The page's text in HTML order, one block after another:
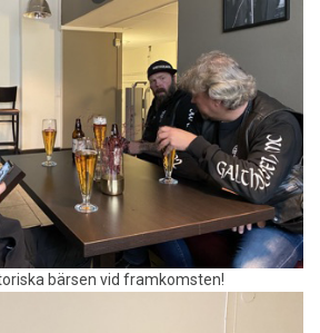
bärsen vid framkomsten!